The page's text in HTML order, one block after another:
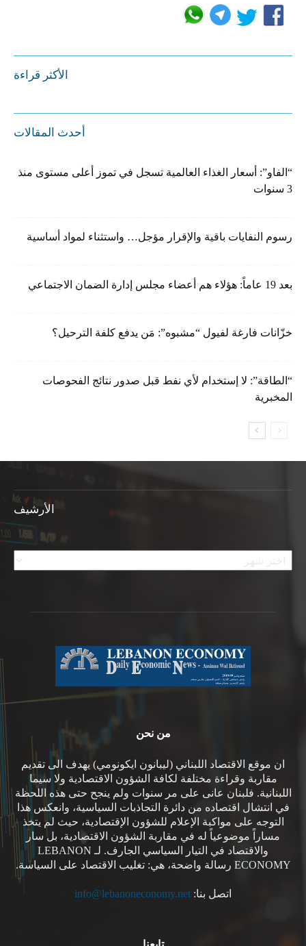
الأكثر قراءة
أحدث المقالات
“الفاو”: أسعار الغذاء العالمية تسجل في تموز أعلى مستوى منذ
3 سنوات
رسوم النفايات باقية والإقرار مؤجل… واستثناء لمواد أساسية
بعد 19 عاماً: هؤلاء هم أعضاء مجلس إدارة الضمان الاجتماعي
خزّانات فارغة لفيول “مشبوه”: مَن يدفع كلفة الترحيل؟
“الطاقة”: لا إستخدام لأي نفط قبل صدور نتائج الفحوصات
المخبرية
الأرشيف
الأرشيف
من نحن
ان موقع الاقتصاد اللبناني (ليبانون ايكونومي) يهدف الى تقديم
مقاربة وقراءة مختلفة لكافة الشؤون الاقتصادية ولا سيما
اللبنانية. فلبنان عانى على مر سنوات ولم ينجح حتى هذه اللحظة
في انتشال اقتصاده من دائرة التجاذبات السياسية، وانعكس هذا
التوجه على مواكبة الإعلام للشؤون الإقتصادية، حيث لم يتخذ
مساراً موضوعياً له في مقاربة الشؤون الاقتصادية، بل سار
والاقتصاد في التيار السياسي الجارف. لـ LEBANON
ECONOMY رسالة واضحة، هي: تغليب الاقتصاد على السياسة.
اتصل بنا: info@lebanoneconomy.net